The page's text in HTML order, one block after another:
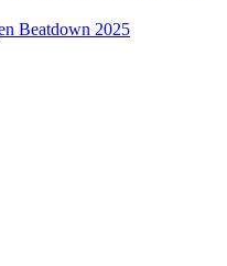
Beatdown 2025